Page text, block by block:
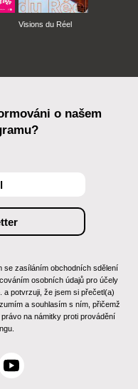
Visions du Réel
o našem
se zasíláním obchodních sdělení
osobních údajů pro účely
a potvrzuji, že jsem si přečetl(a)
a souhlasím s ním, přičemž
na námitky proti provádění
Y